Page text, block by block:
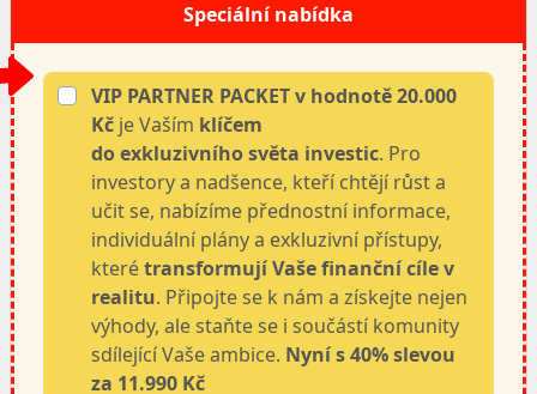
Speciální nabídka
VIP PARTNER PACKET v hodnotě 20.000
Kč je Vaším klíčem
do exkluzivního světa investic. Pro
investory a nadšence, kteří chtějí růst a
učit se, nabízíme přednostní informace,
individuální plány a exkluzivní přístupy,
kterétransformují Vaše finanční cíle v
realitu. Připojte se k nám a získejte nejen
výhody, ale staňte se i součástí komunity
sdílející Vaše ambice. Nyní s 40% slevou
za 11.990 Kč